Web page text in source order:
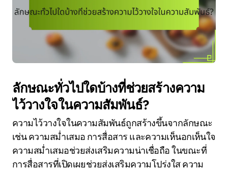
ลักษณะทั่วไปใดบ้างที่ช่วยสร้างความ
ไว้วางใจในความสัมพันธ์?
ความไว้วางใจในความสัมพันธ์ถูกสร้างขึ้นจากลักษณะ
เช่น ความสม่ำเสมอ การสื่อสาร และความเห็นอกเห็นใจ
ความสม่ำเสมอช่วยส่งเสริมความน่าเชื่อถือ ในขณะที่
การสื่อสารที่เปิดเผยช่วยส่งเสริมความโปร่งใส ความ